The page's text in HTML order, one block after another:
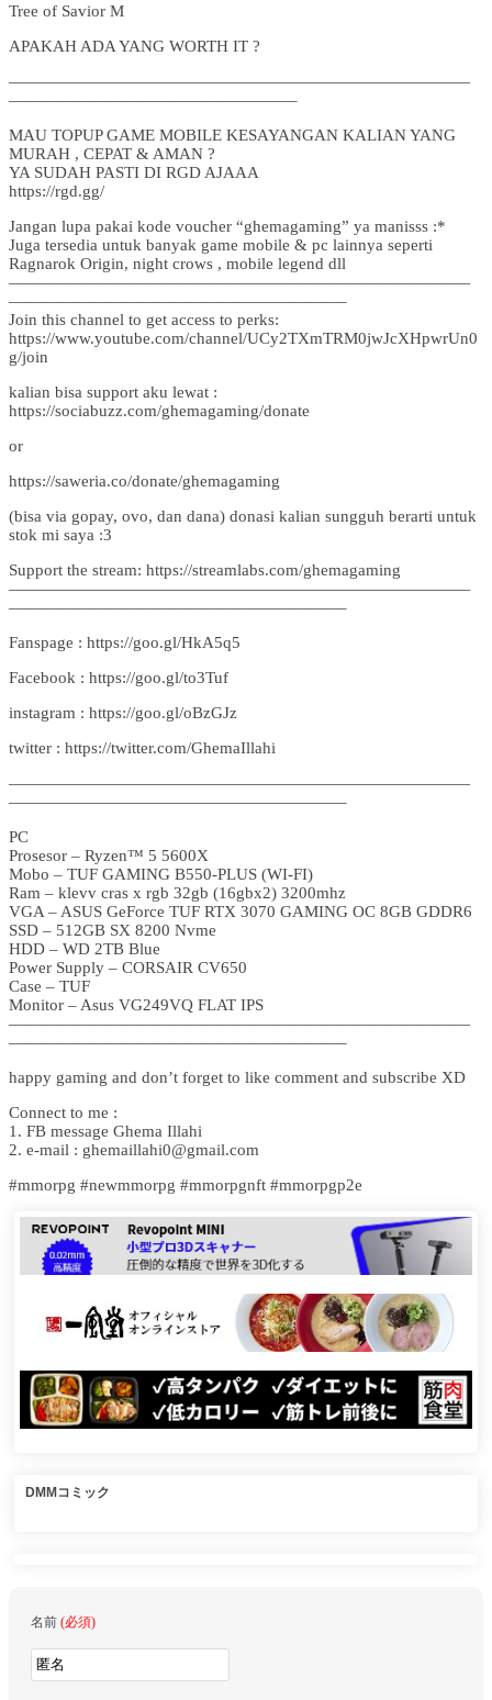
Tree of Savior M
APAKAH ADA YANG WORTH IT ?
————————————————————————————
—————————————————–
MAU TOPUP GAME MOBILE KESAYANGAN KALIAN YANG
MURAH , CEPAT & AMAN ?
YA SUDAH PASTI DI RGD AJAAA
https://rgd.gg/
Jangan lupa pakai kode voucher “ghemagaming” ya manisss :*
Juga tersedia untuk banyak game mobile & pc lainnya seperti
Ragnarok Origin, night crows , mobile legend dll
————————————————————————————
————————————————————–
Join this channel to get access to perks:
https://www.youtube.com/channel/UCy2TXmTRM0jwJcXHpwrUn0
g/join
kalian bisa support aku lewat :
https://sociabuzz.com/ghemagaming/donate
or
https://saweria.co/donate/ghemagaming
(bisa via gopay, ovo, dan dana) donasi kalian sungguh berarti untuk
stok mi saya :3
Support the stream: https://streamlabs.com/ghemagaming
————————————————————————————
————————————————————–
Fanspage : https://goo.gl/HkA5q5
Facebook : https://goo.gl/to3Tuf
instagram : https://goo.gl/oBzGJz
twitter : https://twitter.com/GhemaIllahi
————————————————————————————
————————————————————–
PC
Prosesor – Ryzen™ 5 5600X
Mobo – TUF GAMING B550-PLUS (WI-FI)
Ram – klevv cras x rgb 32gb (16gbx2) 3200mhz
VGA – ASUS GeForce TUF RTX 3070 GAMING OC 8GB GDDR6
SSD – 512GB SX 8200 Nvme
HDD – WD 2TB Blue
Power Supply – CORSAIR CV650
Case – TUF
Monitor – Asus VG249VQ FLAT IPS
————————————————————————————
————————————————————–
happy gaming and don’t forget to like comment and subscribe XD
Connect to me :
1. FB message Ghema Illahi
2. e-mail : ghemaillahi0@gmail.com
#mmorpg #newmmorpg #mmorpgnft #mmorpgp2e
DMMコミック
名前 (必須)